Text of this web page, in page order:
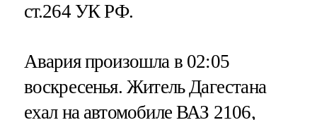
ст.264 УК РФ.
Авария произошла в 02:05
воскресенья. Житель Дагестана
ехал на автомобиле ВАЗ 2106,